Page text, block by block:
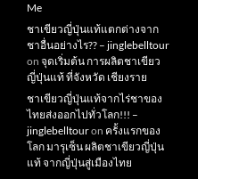
Me
ชาเขียวญี่ปุ่นแท้แตกต่างจาก
ชาอื่นอย่างไร?? – jinglebelltour
on จุดเริ่มต้น การผลิตชาเขียว
ญี่ปุ่นแท้ ที่จังหวัด เชียงราย
ชาเขียวญี่ปุ่นแท้จากไร่ชาของ
ไทยส่งออกไปทั่วโลก!!! –
jinglebelltouron ครั้งแรกของ
โลก มารุเซ็น ผลิตชาเขียวญี่ปุ่น
แท้ จากญี่ปุ่นสู่เมืองไทย